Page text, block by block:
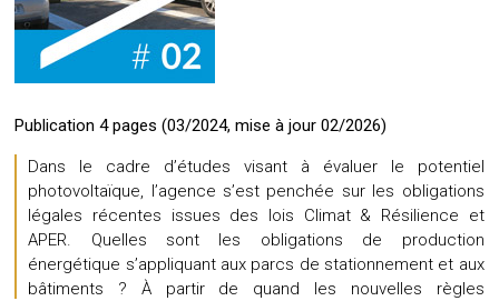
Publication 4 pages (03/2024, mise à jour 02/2026)
Dans le cadre d’études visant à évaluer le potentiel
photovoltaïque, l’agence s’est penchée sur les obligations
légales récentes issues des lois Climat & Résilience et
APER. Quelles sont les obligations de production
énergétique s’appliquant aux parcs de stationnement et aux
bâtiments ? À partir de quand les nouvelles règles